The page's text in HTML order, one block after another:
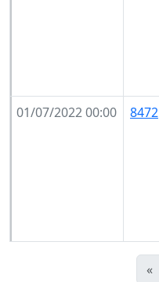
01/07/2022 00:00
8472
«